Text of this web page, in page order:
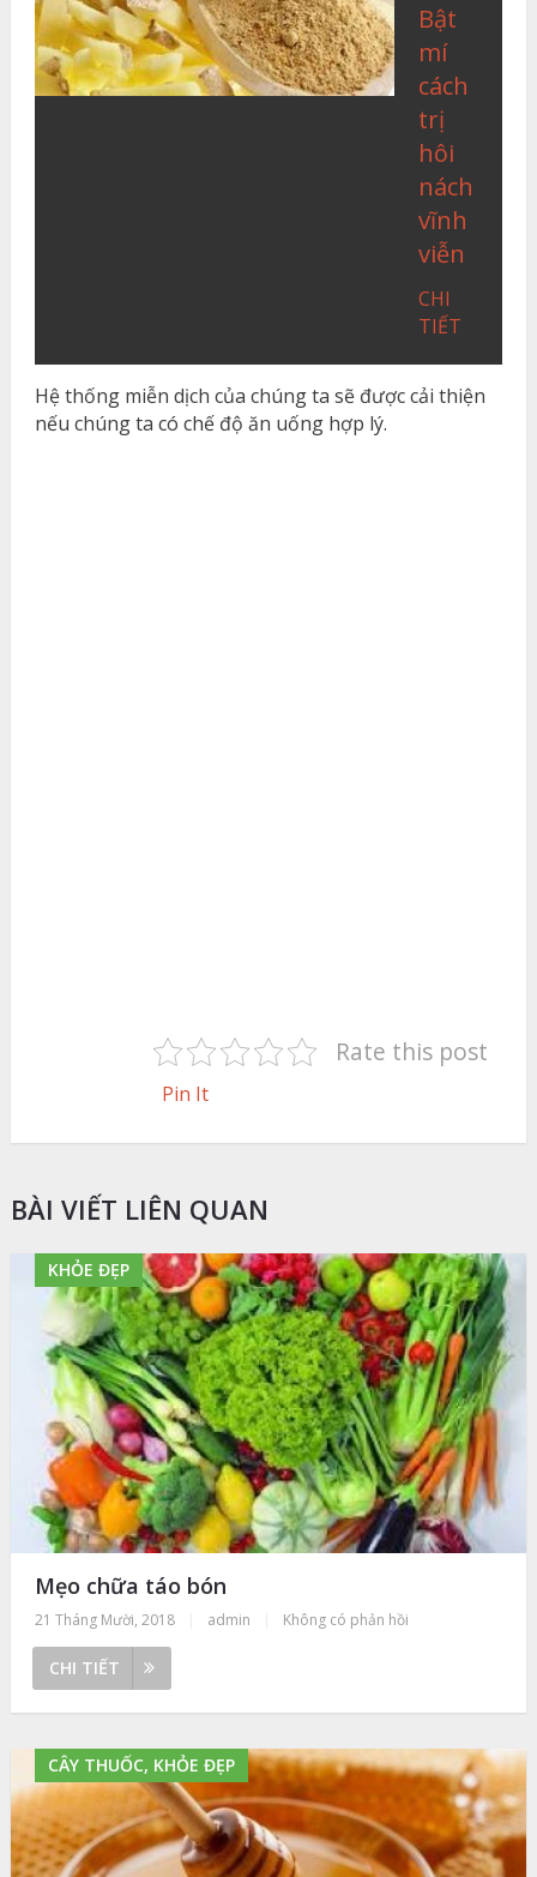
Bật
mí
cách
trị
hôi
nách
vĩnh
viễn
CHI
TIẾT
Hệ thống miễn dịch của chúng ta sẽ được cải thiện
nếu chúng ta có chế độ ăn uống hợp lý.
Rate this post
Pin It
BÀI VIẾT LIÊN QUAN
KHỎE ĐẸP
Mẹo chữa táo bón
21 Tháng Mười, 2018 admin Không có phản hồi
CHI TIẾT
CÂY THUỐC, KHỎE ĐẸP